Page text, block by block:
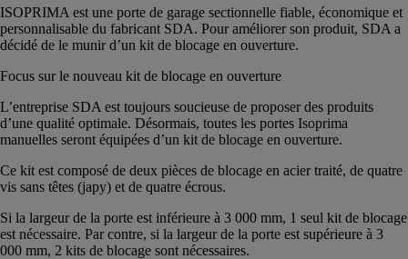
ISOPRIMA est une porte de garage sectionnelle fiable, économique et
personnalisable du fabricant SDA. Pour améliorer son produit, SDA a
décidé de le munir d’un kit de blocage en ouverture.
Focus sur le nouveau kit de blocage en ouverture
L’entreprise SDA est toujours soucieuse de proposer des produits
d’une qualité optimale. Désormais, toutes les portes Isoprima
manuelles seront équipées d’un kit de blocage en ouverture.
Ce kit est composé de deux pièces de blocage en acier traité, de quatre
vis sans têtes (japy) et de quatre écrous.
Si la largeur de la porte est inférieure à 3 000 mm, 1 seul kit de blocage
est nécessaire. Par contre, si la largeur de la porte est supérieure à 3
000 mm, 2 kits de blocage sont nécessaires.